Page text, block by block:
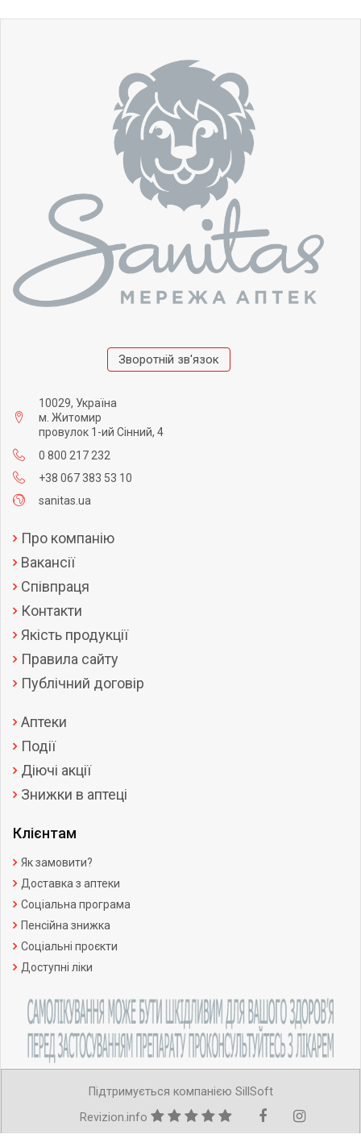
Зворотній зв'язок
10029, Україна
м. Житомир
провулок 1-ий Сінний, 4
0 800 217 232
+38 067 383 53 10
sanitas.ua
Про компанію
Вакансії
Співпраця
Контакти
Якість продукції
Правила сайту
Публічний договір
Аптеки
Події
Діючі акції
Знижки в аптеці
Клієнтам
Як замовити?
Доставка з аптеки
Соціальна програма
Пенсійна знижка
Соціальні проєкти
Доступні ліки
Підтримується компанією SillSoft
Revizion.info